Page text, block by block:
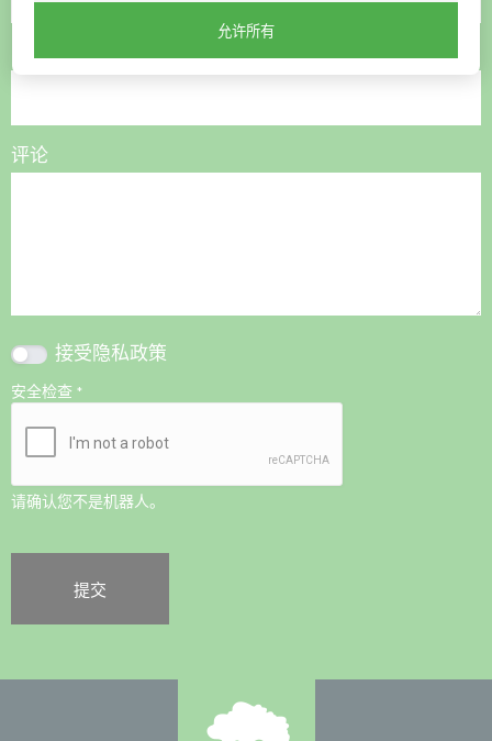
电子邮件
评论
接受隐私政策
安全检查 *
请确认您不是机器人。
允许所有